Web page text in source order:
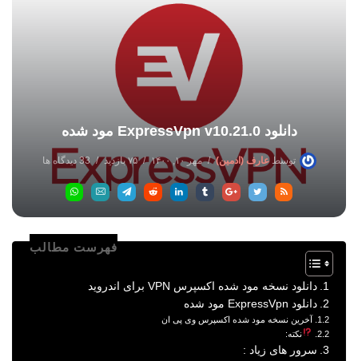
دانلود ExpressVpn v10.21.0 مود شده
توسطعارف (ادمین) مهر ۱۰, ۱۴۰۰ ۷۵ بازدید 33 دیدگاه ها
فهرست مطالب
دانلود نسخه مود شده اکسپرس VPN برای اندروید
دانلود ExpressVpn مود شده
آخرین نسخه مود شده اکسپرس وی پی ان
نکته:
سرور های زیاد :